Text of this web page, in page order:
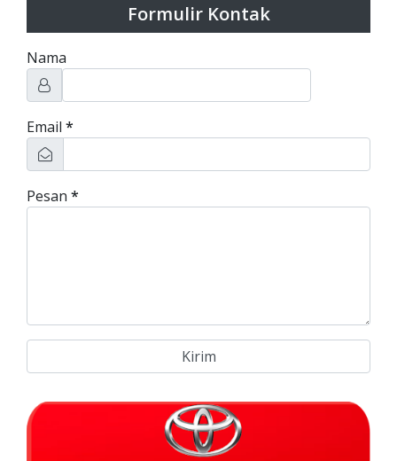
Formulir Kontak
Nama
Email *
Pesan *